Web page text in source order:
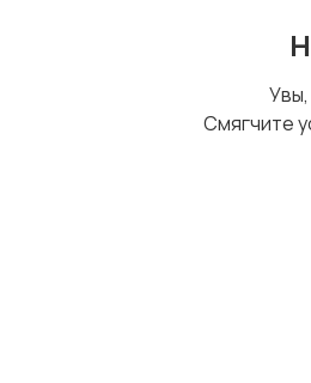
Смягчите